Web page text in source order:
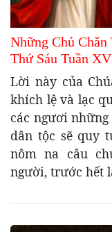
Những Chủ
Thứ Sáu Tuần
Lời này của
khích lệ và lạc
các ngươi
dân tộc sẽ quy
nôm na câu
người, trước hết